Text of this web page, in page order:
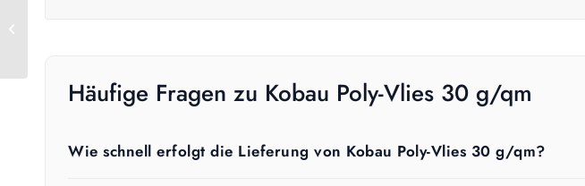
Häufige Fragen zu Kobau Poly-Vlies 30 g/qm
Wie schnell erfolgt die Lieferung von Kobau Poly-Vlies 30 g/qm?